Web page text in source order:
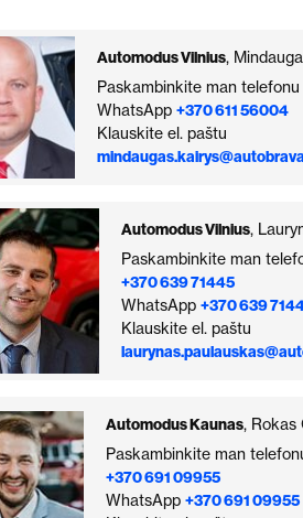
Automodus Vilnius,
Paskambinkite man telefonu
WhatsApp +370 611 56004
Klauskite el. paštu
Automodus Vilnius,
Paskambinkite man
+370 639 71445
WhatsApp +370 639
Klauskite el. paštu
Automodus Kaunas, Rokas
Paskambinkite man
+370 691 09955
WhatsApp +370 691 09955